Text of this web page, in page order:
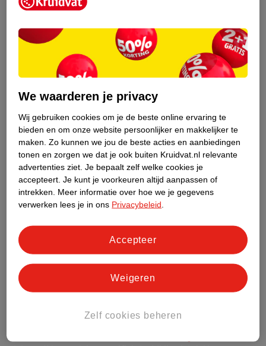
op in het water en laat het kledingstuk twee tot vier uur inweken.
maximaal toegestane temperatuur volgens de wasvoorschriften.
Vlekkenverwijderaar met direct resultaat
We waarderen je privacy
Wij gebruiken cookies om je de beste online ervaring te
bieden en om onze website persoonlijker en makkelijker te
maken. Zo kunnen we jou de beste acties en aanbiedingen
tonen en zorgen we dat je ook buiten Kruidvat.nl relevante
advertenties ziet. Je bepaalt zelf welke cookies je
accepteert. Je kunt je voorkeuren altijd aanpassen of
intrekken.
Meer informatie over hoe we je gegevens
verwerken lees je in ons Privacybeleid
Zelf cookies beheren
Weigeren
Accepteer